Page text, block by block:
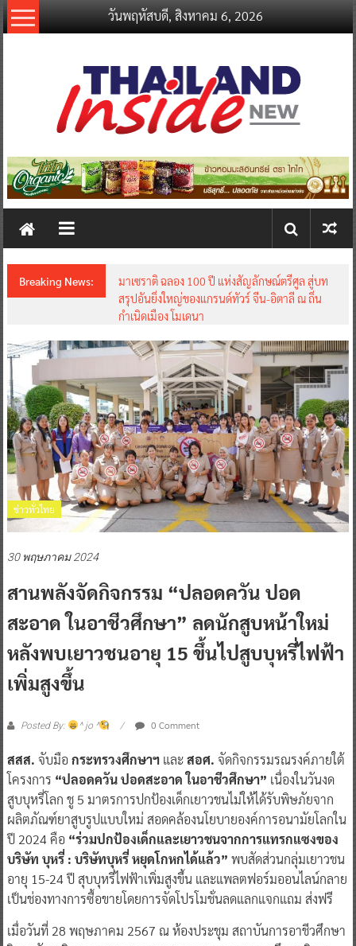
Skip
to
วันพฤหัสบดี, สิงหาคม 6, 2026
thailandinsidenew.com
Thailand
New
Breaking News:
สานพลังจัดกิจกรรม “ปลอดควัน ปอด
สะอาด ในอาชีวศึกษา” ลดนักสูบหน้าใหม่
หลังพบเยาวชนอายุ 15 ขึ้นไปสูบบุหรี่ไฟฟ้า
เพิ่มสูงขึ้น
สสส.จับมือกระทรวงศึกษาฯและสอศ.จัดกิจกรรมรณรงค์ภายใต้
โครงการ“ปลอดควัน ปอดสะอาด ในอาชีวศึกษา”เนื่องในวันงด
สูบบุหรี่โลก ชู 5 มาตรการปกป้องเด็กเยาวชนไม่ให้ได้รับพิษภัยจาก
ผลิตภัณฑ์ยาสูบรูปแบบใหม่ สอดคล้องนโยบายองค์การอนามัยโลกใน
ปี 2024 คือ “ร่วมปกป้องเด็กและเยาวชนจากการแทรกแซงของ
บริษัท บุหรี่ : บริษัทบุหรี่ หยุดโกหกได้แล้ว”พบสัดส่วนกลุ่มเยาวชน
อายุ 15-24 ปี สุบบุหรี่ไฟฟ้าเพิ่มสูงขึ้น และแพลตฟอร์มออนไลน์กลาย